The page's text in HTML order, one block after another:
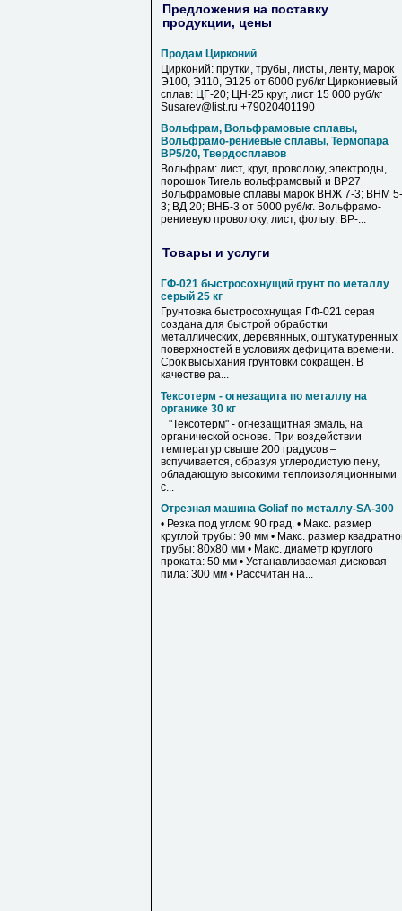
Предложения на поставку
продукции, цены
Продам Цирконий
Цирконий: прутки, трубы, листы, ленту, марок
Э100, Э110, Э125 от 6000 руб/кг Циркониевый
сплав: ЦГ-20; ЦН-25 круг, лист 15 000 руб/кг
Susarev@list.ru +79020401190
Вольфрам, Вольфрамовые сплавы,
Вольфрамо-рениевые сплавы, Термопара
ВР5/20, Твердосплавов
Вольфрам: лист, круг, проволоку, электроды,
порошок Тигель вольфрамовый и ВР27
Вольфрамовые сплавы марок ВНЖ 7-3; ВНМ 5-
3; ВД 20; ВНБ-3 от 5000 руб/кг. Вольфрамо-
рениевую проволоку, лист, фольгу: ВР-...
Товары и услуги
ГФ-021 быстросохнущий грунт по металлу
серый 25 кг
Грунтовка быстросохнущая ГФ-021 серая
создана для быстрой обработки
металлических, деревянных, оштукатуренных
поверхностей в условиях дефицита времени.
Срок высыхания грунтовки сокращен. В
качестве ра...
Тексотерм - огнезащита по металлу на
органике 30 кг
"Тексотерм" - огнезащитная эмаль, на
органической основе. При воздействии
температур свыше 200 градусов –
вспучивается, образуя углеродистую пену,
обладающую высокими теплоизоляционными
с...
Отрезная машина Goliaf по металлу-SA-300
• Резка под углом: 90 град. • Макс. размер
круглой трубы: 90 мм • Макс. размер
трубы: 80х80 мм • Макс. диаметр круглого
проката: 50 мм • Устанавливаемая дисковая
пила: 300 мм • Рассчитан на...